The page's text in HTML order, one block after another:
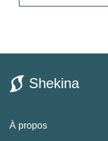
Shekina
À propos